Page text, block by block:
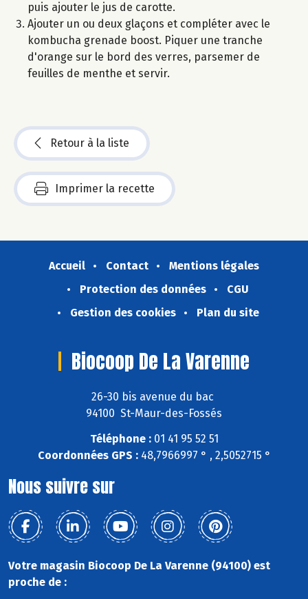
puis ajouter le jus de carotte.
Ajouter un ou deux glaçons et compléter avec le
kombucha grenade boost. Piquer une tranche
d'orange sur le bord des verres, parsemer de
feuilles de menthe et servir.
Retour à la liste
Imprimer la recette
Accueil Contact
Mentions légales
Protection des données
CGU
Gestion des cookies
Plan du site
Biocoop De La Varenne
26-30 bis avenue du bac
94100 St-Maur-des-Fossés
Téléphone :01 41 95 52 51
Coordonnées GPS :48,7966997 ° , 2,5052715 °
Nous suivre sur
Votre magasin Biocoop De La Varenne (94100) est
proche de :